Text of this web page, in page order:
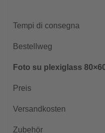
Foto su plexiglass